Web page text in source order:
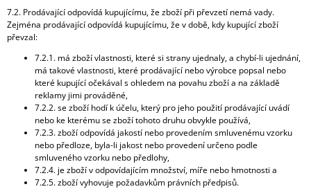
7.2. Prodávající odpovídá kupujícímu, že zboží při převzetí nemá vady.
Zejména prodávající odpovídá kupujícímu, že v době, kdy kupující zboží
převzal:
7.2.1. má zboží vlastnosti, které si strany ujednaly, a chybí-li ujednání,
má takové vlastnosti, které prodávající nebo výrobce popsal nebo
které kupující očekával s ohledem na povahu zboží a na základě
reklamy jimi prováděné,
7.2.2. se zboží hodí k účelu, který pro jeho použití prodávající uvádí
nebo ke kterému se zboží tohoto druhu obvykle používá,
7.2.3. zboží odpovídá jakostí nebo provedením smluvenému vzorku
nebo předloze, byla-li jakost nebo provedení určeno podle
smluveného vzorku nebo předlohy,
7.2.4. je zboží v odpovídajícím množství, míře nebo hmotnosti a
7.2.5. zboží vyhovuje požadavkům právních předpisů.